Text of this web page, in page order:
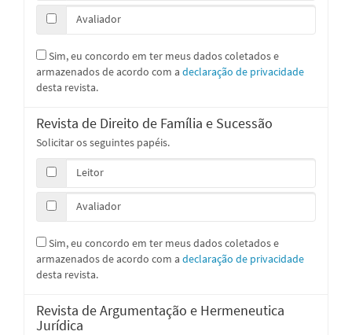
Avaliador
armazenados de acordo com a declaração de privacidade
desta revista.
Revista de Direito de Família e Sucessão
Solicitar os seguintes papéis.
Leitor
Avaliador
armazenados de acordo com a declaração de privacidade
desta revista.
Revista de Argumentação e Hermeneutica
Jurídica